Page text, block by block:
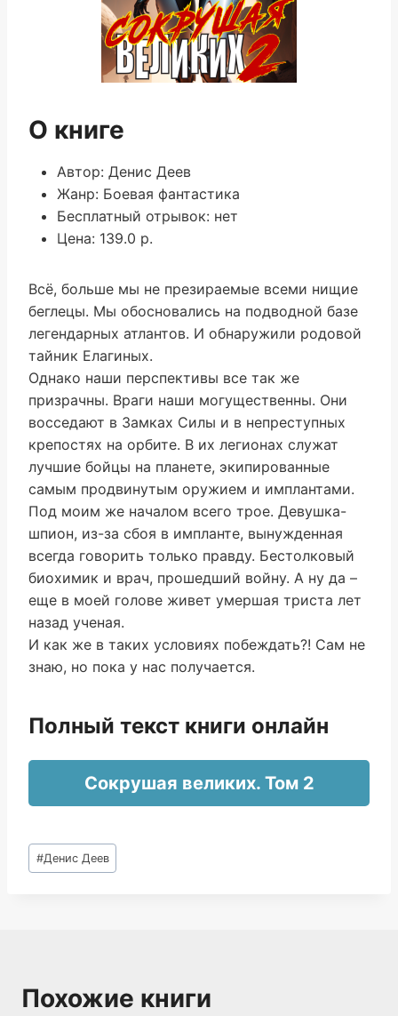
О книге
Автор: Денис Деев
Жанр: Боевая фантастика
Бесплатный отрывок: нет
Цена: 139.0 р.
Всё, больше мы не презираемые всеми нищие
беглецы. Мы обосновались на подводной базе
легендарных атлантов. И обнаружили родовой
тайник Елагиных.
Однако наши перспективы все так же
призрачны. Враги наши могущественны. Они
восседают в Замках Силы и в непреступных
крепостях на орбите. В их легионах служат
лучшие бойцы на планете, экипированные
самым продвинутым оружием и имплантами.
Под моим же началом всего трое. Девушка-
шпион, из-за сбоя в импланте, вынужденная
всегда говорить только правду. Бестолковый
биохимик и врач, прошедший войну. А ну да –
еще в моей голове живет умершая триста лет
назад ученая.
И как же в таких условиях побеждать?! Сам не
знаю, но пока у нас получается.
Полный текст книги онлайн
Сокрушая великих. Том 2
Метки
записи:
#Денис Деев
Похожие книги